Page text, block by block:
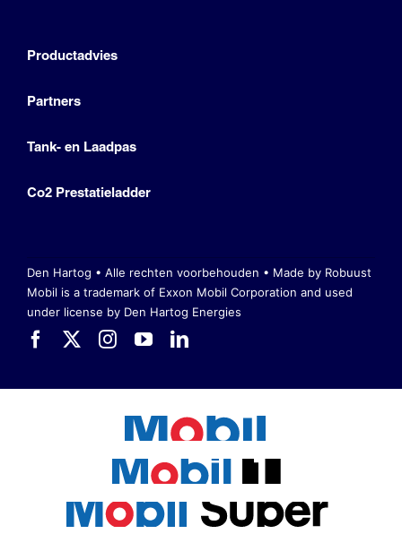
Productadvies
Partners
Tank- en Laadpas
Co2 Prestatieladder
Den Hartog • Alle rechten voorbehouden • Made by Robuust
Mobil is a trademark of Exxon Mobil Corporation and used
under license by Den Hartog Energies